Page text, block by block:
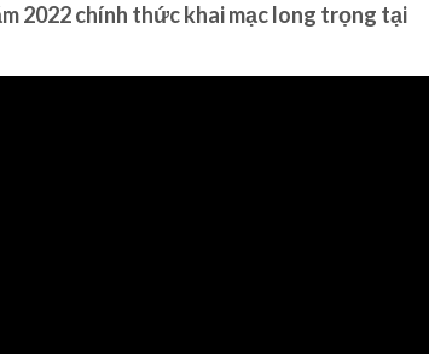
2022 chính thức khai mạc long trọng tại